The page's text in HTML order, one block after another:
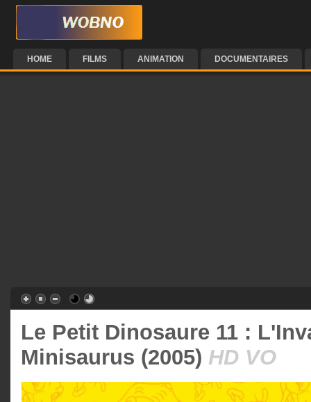
HOME FILMS ANIMATION DOCUMENTAIRES
Le Petit Dinosaure 11 :
Minisaurus (2005) HD VO